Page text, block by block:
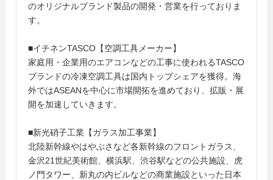
のオリジナルブランド製品の開発・営業を行っておりま
す。
■イチネンTASCO【空調工具メーカー】
家庭用・企業用のエアコンなどの工事に使われるTASCO
ブランドの冷凍空調工具は国内トップシェアを獲得。海
外ではASEANを中心に市場開拓を進めており、拡販・展
開を加速していきます。
■新光硝子工業【ガラス加工事業】
北陸新幹線やはやぶさなど各新幹線のフロントガラス、
金沢21世紀美術館、横浜駅、渋谷駅などの公共施設、虎
ノ門タワー、新丸の内ビルなどの商業施設といった日本